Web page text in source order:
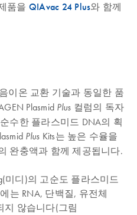
품을 QIAvac 24 Plus와 함께
이온 교환 기술과 동일한 품
Plasmid Plus 컬럼의 독자
수한 플라스미드 DNA의 획
Plus Kits는 높은 수율을
완충액과 함께 제공됩니다.
미디)의 고순도 플라스미드
는 RNA, 단백질, 유전체
지 않습니다(그림